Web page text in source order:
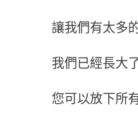
讓我們有太多
我們已經長大
您可以放下所